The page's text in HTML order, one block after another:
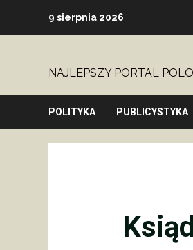
9 sierpnia 2026
NAJLEPSZY PORTAL
POLITYKA PUBLICYSTYKA